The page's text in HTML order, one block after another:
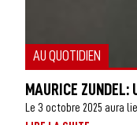
AU QUOTIDIEN
MAURICE ZUNDEL:
Le 3 octobre 2025 aura